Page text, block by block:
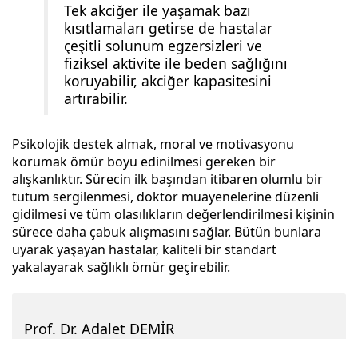
Tek akciğer ile yaşamak bazı
kısıtlamaları getirse de hastalar
çeşitli solunum egzersizleri ve
fiziksel aktivite ile beden sağlığını
koruyabilir, akciğer kapasitesini
artırabilir.
Psikolojik destek almak, moral ve motivasyonu
korumak ömür boyu edinilmesi gereken bir
alışkanlıktır. Sürecin ilk başından itibaren olumlu bir
tutum sergilenmesi, doktor muayenelerine düzenli
gidilmesi ve tüm olasılıkların değerlendirilmesi kişinin
sürece daha çabuk alışmasını sağlar. Bütün bunlara
uyarak yaşayan hastalar, kaliteli bir standart
yakalayarak sağlıklı ömür geçirebilir.
Prof. Dr. Adalet DEMİR